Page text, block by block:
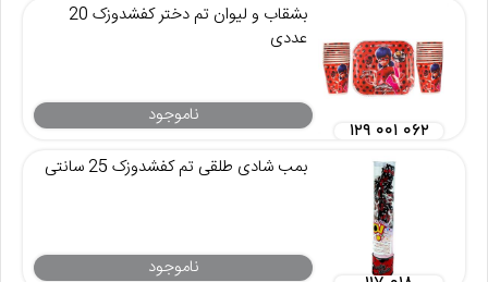
بشقاب و لیوان تم دختر کفشدوزک 20
عددی
ناموجود
۱۲۹ ۰۰۱ ۰۶۲
بمب شادی طلقی تم کفشدوزک 25 سانتی
ناموجود